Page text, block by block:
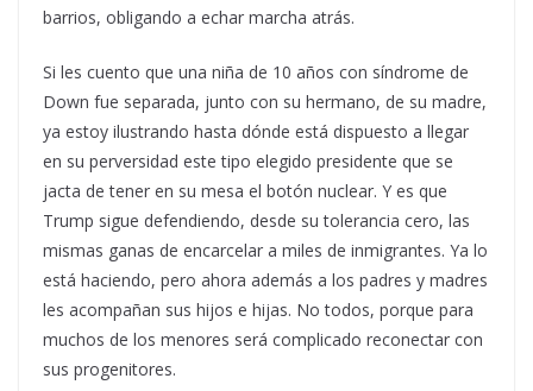
barrios, obligando a echar marcha atrás.
Si les cuento que una niña de 10 años con síndrome de
Down fue separada, junto con su hermano, de su madre,
ya estoy ilustrando hasta dónde está dispuesto a llegar
en su perversidad este tipo elegido presidente que se
jacta de tener en su mesa el botón nuclear. Y es que
Trump sigue defendiendo, desde su tolerancia cero, las
mismas ganas de encarcelar a miles de inmigrantes. Ya lo
está haciendo, pero ahora además a los padres y madres
les acompañan sus hijos e hijas. No todos, porque para
muchos de los menores será complicado reconectar con
sus progenitores.